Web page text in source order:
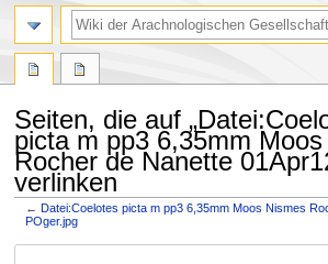
Seiten, die auf
picta m pp3 6,35mm
Rocher de Nanette
verlinken
←Datei:Coelotes picta m pp3 6,35mm Moos Nismes
POger.jpg